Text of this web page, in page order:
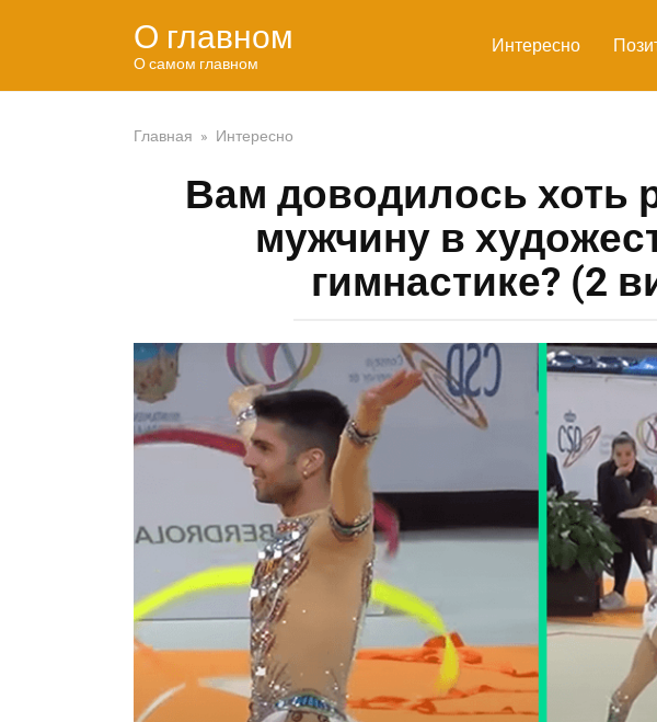
О главном
О самом главном
Интересно
Главная » Интересно
Вам доводилось хоть
мужчину в
гимнастике? (2